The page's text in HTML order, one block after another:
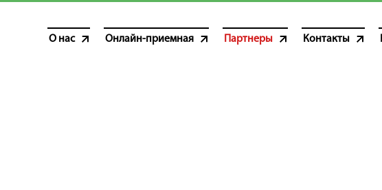
О нас Онлайн-приемная Партнеры Контакты